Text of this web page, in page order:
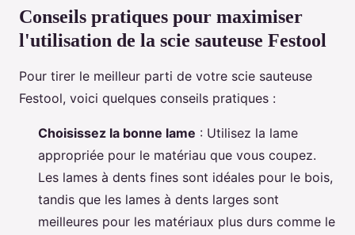
Conseils pratiques pour maximiser
l'utilisation de la scie sauteuse Festool
Pour tirer le meilleur parti de votre scie sauteuse
Festool, voici quelques conseils pratiques :
Choisissez la bonne lame : Utilisez la lame
appropriée pour le matériau que vous coupez.
Les lames à dents fines sont idéales pour le bois,
tandis que les lames à dents larges sont
meilleures pour les matériaux plus durs comme le